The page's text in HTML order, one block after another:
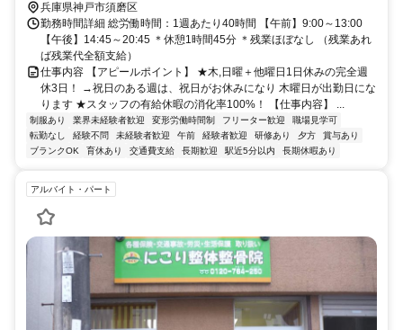
兵庫県神戸市須磨区
勤務時間詳細 総労働時間：1週あたり40時間 【午前】9:00～13:00
【午後】14:45～20:45 ＊休憩1時間45分 ＊残業ほぼなし （残業あれ
ば残業代全額支給）
仕事内容 【アピールポイント】 ★木,日曜＋他曜日1日休みの完全週
休3日！ →祝日のある週は、祝日がお休みになり 木曜日が出勤日にな
ります ★スタッフの有給休暇の消化率100%！ 【仕事内容】 ...
制服あり 業界未経験者歓迎 変形労働時間制 フリーター歓迎
職場見学可
転勤なし
経験不問 未経験者歓迎 午前 経験者歓迎 研修あり 夕方
賞与あり
ブランクOK
育休あり 交通費支給 長期歓迎 駅近5分以内 長期休暇あり
アルバイト・パート